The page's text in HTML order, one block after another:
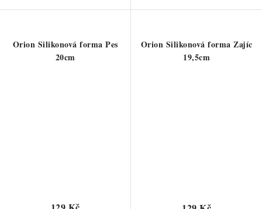
Orion Silikonová forma Pes
20cm
Orion Silikonová forma Zajíc
19,5cm